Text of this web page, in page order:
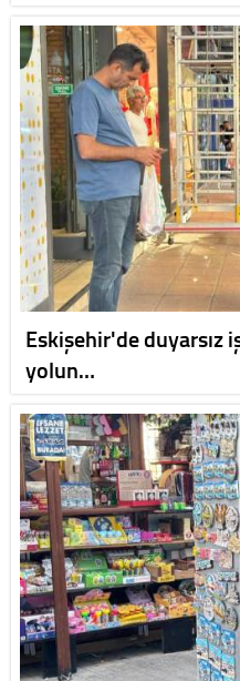
Eskişehir'de duyarsız
yolun…